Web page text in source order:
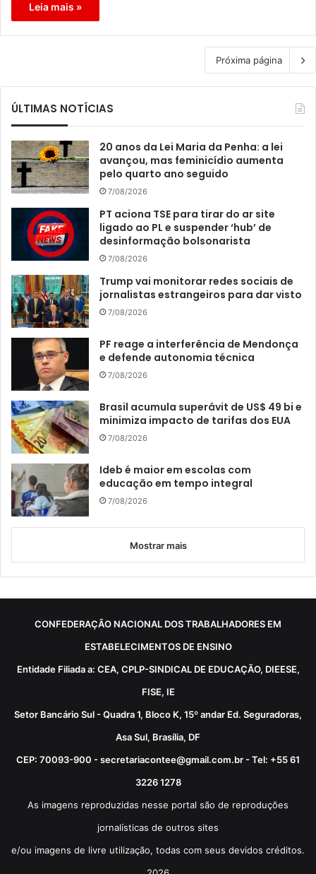
Leia mais »
Próxima página
ÚLTIMAS NOTÍCIAS
20 anos da Lei Maria da Penha: a lei
avançou, mas feminicídio aumenta
pelo quarto ano seguido
7/08/2026
PT aciona TSE para tirar do ar site
ligado ao PL e suspender ‘hub’ de
desinformação bolsonarista
7/08/2026
Trump vai monitorar redes sociais de
jornalistas estrangeiros para dar visto
7/08/2026
PF reage a interferência de Mendonça
e defende autonomia técnica
7/08/2026
Brasil acumula superávit de US$ 49 bi e
minimiza impacto de tarifas dos EUA
7/08/2026
Ideb é maior em escolas com
educação em tempo integral
7/08/2026
Mostrar mais
CONFEDERAÇÃO NACIONAL DOS TRABALHADORES EM
ESTABELECIMENTOS DE ENSINO
Entidade Filiada a: CEA, CPLP-SINDICAL DE EDUCAÇÃO, DIEESE,
FISE, IE
Setor Bancário Sul - Quadra 1, Bloco K, 15º andar Ed. Seguradoras,
Asa Sul, Brasília, DF
CEP: 70093-900 - secretariacontee@gmail.com.br - Tel: +55 61
3226 1278
As imagens reproduzidas nesse portal são de reproduções
jornalísticas de outros sites
e/ou imagens de livre utilização, todas com seus devidos créditos.